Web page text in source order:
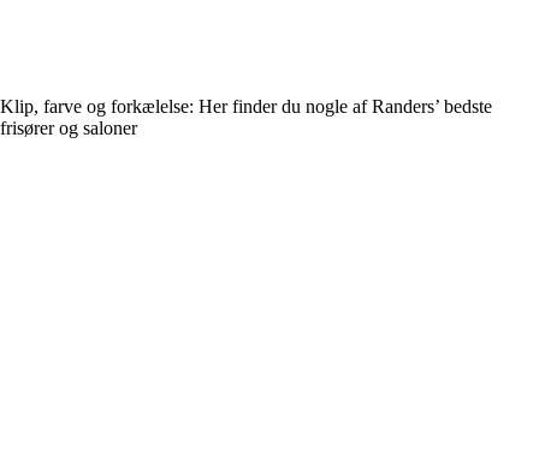
Klip, farve og forkælelse: Her finder du nogle af Randers’ bedste
frisører og saloner